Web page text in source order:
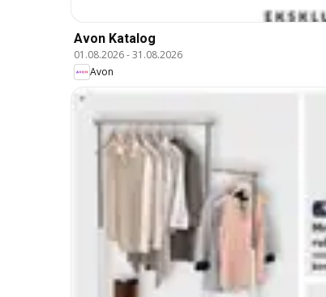
Avon Katalog
01.08.2026-31.08.2026
Avon